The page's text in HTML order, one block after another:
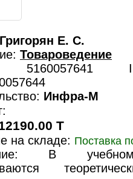
Григорян Е. С.
Товароведение
5160057641
Инфра-М
T
на складе: Поставка
В